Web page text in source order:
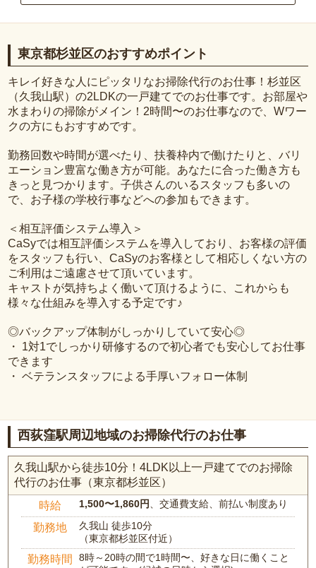
東京都杉並区のおすすめポイント
キレイ好きな人にピッタリなお掃除代行のお仕事！杉並区
（久我山駅）の2LDKの一戸建てでのお仕事です。お部屋や
水まわりの掃除がメイン！2時間〜のお仕事なので、Wワー
クの方にもおすすめです。
勤務回数や時間が選べたり、扶養枠内で働けたりと、バリ
エーション豊富な働き方が可能。あなたに合った働き方も
きっと見つかります。子供さんのいるスタッフも多いの
で、お子様の学校行事などへの参加もできます。
＜相互評価システム導入＞
CaSyでは相互評価システムを導入しており、お客様の評価
をスタッフも行い、CaSyのお客様として相応しくない方の
ご利用はご遠慮させて頂いています。
キャストが気持ちよく働いて頂けるように、これからも
様々な仕組みを導入する予定です♪
◎バックアップ体制がしっかりしていて安心◎
・ 1対1でしっかり研修するので初心者でも安心してお仕事
できます
・ ベテランスタッフによる手厚いフォロー体制
西荻窪駅周辺地域のお掃除代行のお仕事
久我山駅から徒歩10分！4LDK以上一戸建てでのお掃除
代行のお仕事（東京都杉並区）
時給 1,500〜1,860円、交通費支給、前払い制度あり
勤務地
久我山 徒歩10分
（東京都杉並区付近）
勤務時間
8時～20時の間で1時間〜、好きな日に働くこと